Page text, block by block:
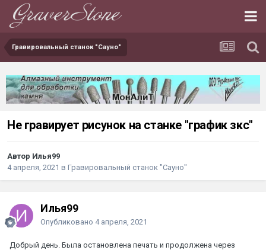
Гравировальный станок "Сауно"
Не гравирует рисунок на станке "график зкс"
Автор Илья99
4 апреля, 2021 в Гравировальный станок "Сауно"
Илья99
Опубликовано 4 апреля, 2021
Добрый день. Была остановлена печать и продолжена через